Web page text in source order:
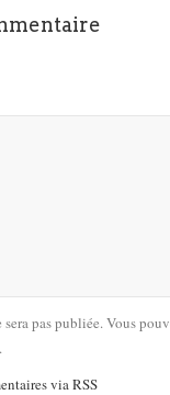
sera pas publiée. Vous
via RSS